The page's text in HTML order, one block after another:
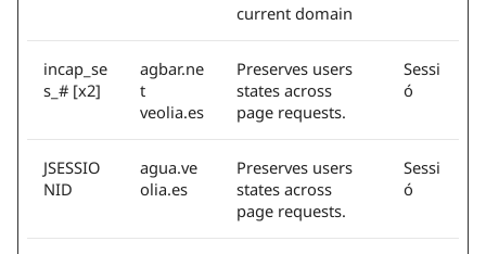
current domain
incap_se
s_# [x2]
agbar.ne
t
veolia.es
Preserves users
states across
page requests.
Sessi
ó
JSESSIO
NID
agua.ve
olia.es
Preserves users
states across
page requests.
Sessi
ó